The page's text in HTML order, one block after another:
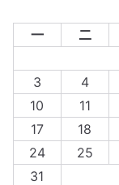
一
二
3
4
10
11
17
18
24
25
31